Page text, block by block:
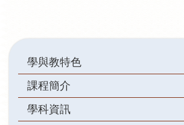
Main
navigation
學與教特色
課程簡介
學科資訊